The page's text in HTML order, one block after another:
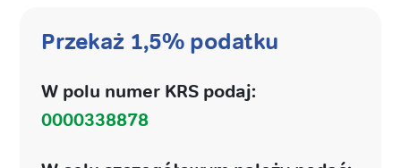
Przekaż 1,5% podatku
W polu numer KRS podaj:
0000338878